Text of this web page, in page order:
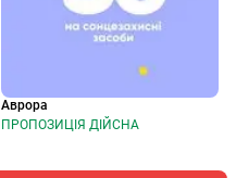
Аврора
ПРОПОЗИЦІЯ ДІЙСНА